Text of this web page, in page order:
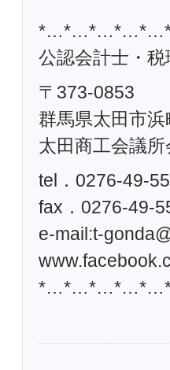
公認会計士・
〒373-0853
群馬県太田市
太田商工会議
tel．0276-49-
fax．0276-49-
e-mail:t-